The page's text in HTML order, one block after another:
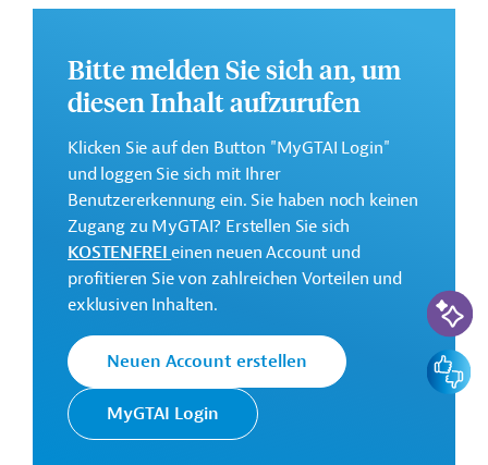
Auf der Überdachung ist ein neues Stadtviertel geplant.
betreutes Wohnen, 300 Hotelzimmer, 30.000
Quadratmeter für Büros und Handel sowie 75.000
Quadratmeter für öffentliche Nutzung umfassen. Die
Höhe der Gebäude soll zwischen 6 und 45 Stockwerken
betragen. Ferner ist die Errichtung einer
Fußgängerbrücke vorgesehen.
Das Vorhaben wird einer zu diesem Zweck
eingerichteten Projektverwaltung umgesetzt. Die
Sonderverwaltung agiert unter der gemeinsamen Ägide
der Stadtverwaltung Jerusalems (Jerusalem
Municipality) und der israelischen Bodenbehörde (Israel
Land Authority).
Bitte melden Sie sich an, um
diesen Inhalt aufzurufen
Klicken Sie auf den Button "MyGTAI Login"
und loggen Sie sich mit Ihrer
Benutzererkennung ein. Sie haben noch keinen
Zugang zu MyGTAI? Erstellen Sie sich
KOSTENFREIeinen neuen Account und
profitieren Sie von zahlreichen Vorteilen und
exklusiven Inhalten.
Neuen Account erstellen
MyGTAI Login
KI-